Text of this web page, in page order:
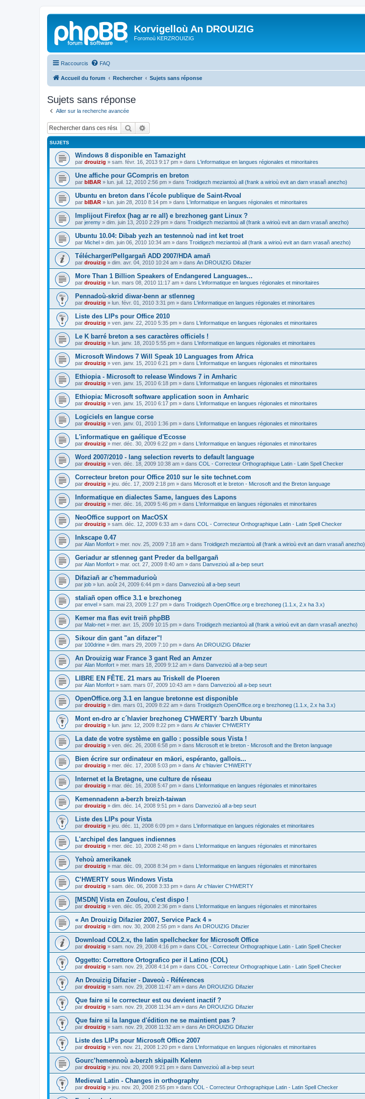
Korvigelloù An DROUIZIG
Foromoù KERZROUIZIG
Raccourcis FAQ
Accueil du forum Rechercher Sujets sans réponse
Sujets sans réponse
Aller sur la recherche avancée
Rechercher
SUJETS
Windows 8 disponible en Tamazight
par drouizig » sam. févr. 16, 2013 9:17 pm » dans L'informatique en langues régionales et minoritaires
Une affiche pour GCompris en breton
par bIBAR » lun. juil. 12, 2010 2:56 pm » dans Troidigezh meziantoù all (frank a wirioù evit an darn vrasañ anezho)
Ubuntu en breton dans l'école publique de Saint-Rvoal
par bIBAR » lun. juin 28, 2010 8:14 pm » dans L'informatique en langues régionales et minoritaires
Implijout Firefox (hag ar re all) e brezhoneg gant Linux ?
par jeremy » dim. juin 13, 2010 2:29 pm » dans Troidigezh meziantoù all (frank a wirioù evit an darn vrasañ anezho)
Ubuntu 10.04: Dibab yezh an testennoù nad int ket troet
par Michel » dim. juin 06, 2010 10:34 am » dans Troidigezh meziantoù all (frank a wirioù evit an darn vrasañ anezho)
Télécharger/Pellgargañ ADD 2007/HDA amañ
par drouizig » dim. avr. 04, 2010 10:24 am » dans An DROUIZIG Difazier
More Than 1 Billion Speakers of Endangered Languages...
par drouizig » lun. mars 08, 2010 11:17 am » dans L'informatique en langues régionales et minoritaires
Pennadoù-skrid diwar-benn ar stlenneg
par drouizig » lun. févr. 01, 2010 3:31 pm » dans L'informatique en langues régionales et minoritaires
Liste des LIPs pour Office 2010
par drouizig » ven. janv. 22, 2010 5:35 pm » dans L'informatique en langues régionales et minoritaires
Le K barré breton a ses caractères officiels !
par drouizig » lun. janv. 18, 2010 5:55 pm » dans L'informatique en langues régionales et minoritaires
Microsoft Windows 7 Will Speak 10 Languages from Africa
par drouizig » ven. janv. 15, 2010 6:21 pm » dans L'informatique en langues régionales et minoritaires
Ethiopia - Microsoft to release Windows 7 in Amharic
par drouizig » ven. janv. 15, 2010 6:18 pm » dans L'informatique en langues régionales et minoritaires
Ethiopia: Microsoft software application soon in Amharic
par drouizig » ven. janv. 15, 2010 6:17 pm » dans L'informatique en langues régionales et minoritaires
Logiciels en langue corse
par drouizig » ven. janv. 01, 2010 1:36 pm » dans L'informatique en langues régionales et minoritaires
L'informatique en gaélique d'Ecosse
par drouizig » mer. déc. 30, 2009 6:22 pm » dans L'informatique en langues régionales et minoritaires
Word 2007/2010 - lang selection reverts to default language
par drouizig » ven. déc. 18, 2009 10:38 am » dans COL - Correcteur Orthographique Latin - Latin Spell Checker
Correcteur breton pour Office 2010 sur le site technet.com
par drouizig » jeu. déc. 17, 2009 2:18 pm » dans Microsoft et le breton - Microsoft and the Breton language
Informatique en dialectes Same, langues des Lapons
par drouizig » mer. déc. 16, 2009 5:46 pm » dans L'informatique en langues régionales et minoritaires
NeoOffice support on MacOSX
par drouizig » sam. déc. 12, 2009 6:33 am » dans COL - Correcteur Orthographique Latin - Latin Spell Checker
Inkscape 0.47
par Alan Monfort » mer. nov. 25, 2009 7:18 am » dans Troidigezh meziantoù all (frank a wirioù evit an darn vrasañ anezho)
Geriadur ar stlenneg gant Preder da bellgargañ
par Alan Monfort » mar. oct. 27, 2009 8:40 am » dans Danvezioù all a-bep seurt
Difaziañ ar c'hemmadurioù
par job » lun. août 24, 2009 6:44 pm » dans Danvezioù all a-bep seurt
staliañ open office 3.1 e brezhoneg
par envel » sam. mai 23, 2009 1:27 pm » dans Troidigezh OpenOffice.org e brezhoneg (1.1.x, 2.x ha 3.x)
Kemer ma flas evit treiñ phpBB
par Malo-net » mer. avr. 15, 2009 10:15 pm » dans Troidigezh meziantoù all (frank a wirioù evit an darn vrasañ anezho)
Sikour din gant "an difazer"!
par 100drine » dim. mars 29, 2009 7:10 pm » dans An DROUIZIG Difazier
An Drouizig war France 3 gant Red an Amzer
par Alan Monfort » mer. mars 18, 2009 9:12 am » dans Danvezioù all a-bep seurt
LIBRE EN FÊTE. 21 mars au Triskell de Ploeren
par Alan Monfort » sam. mars 07, 2009 10:43 am » dans Danvezioù all a-bep seurt
OpenOffice.org 3.1 en langue bretonne est disponible
par drouizig » dim. mars 01, 2009 8:22 am » dans Troidigezh OpenOffice.org e brezhoneg (1.1.x, 2.x ha 3.x)
Mont en-dro ar c´hlavier brezhoneg C'HWERTY 'barzh Ubuntu
par drouizig » lun. janv. 12, 2009 8:22 pm » dans Ar c'hlavier C'HWERTY
La date de votre système en gallo : possible sous Vista !
par drouizig » ven. déc. 26, 2008 6:58 pm » dans Microsoft et le breton - Microsoft and the Breton language
Bien écrire sur ordinateur en māori, espéranto, gallois...
par drouizig » mer. déc. 17, 2008 5:03 pm » dans Ar c'hlavier C'HWERTY
Internet et la Bretagne, une culture de réseau
par drouizig » mar. déc. 16, 2008 5:47 pm » dans L'informatique en langues régionales et minoritaires
Kemennadenn a-berzh breizh-taiwan
par drouizig » dim. déc. 14, 2008 9:51 pm » dans Danvezioù all a-bep seurt
Liste des LIPs pour Vista
par drouizig » jeu. déc. 11, 2008 6:09 pm » dans L'informatique en langues régionales et minoritaires
L'archipel des langues indiennes
par drouizig » mer. déc. 10, 2008 2:48 pm » dans L'informatique en langues régionales et minoritaires
Yehoù amerikanek
par drouizig » mar. déc. 09, 2008 8:34 pm » dans L'informatique en langues régionales et minoritaires
C’HWERTY sous Windows Vista
par drouizig » sam. déc. 06, 2008 3:33 pm » dans Ar c'hlavier C'HWERTY
[MSDN] Vista en Zoulou, c'est dispo !
par drouizig » ven. déc. 05, 2008 2:36 pm » dans L'informatique en langues régionales et minoritaires
« An Drouizig Difazier 2007, Service Pack 4 »
par drouizig » dim. nov. 30, 2008 2:55 pm » dans An DROUIZIG Difazier
Download COL2.x, the latin spellchecker for Microsoft Office
par drouizig » sam. nov. 29, 2008 4:16 pm » dans COL - Correcteur Orthographique Latin - Latin Spell Checker
Oggetto: Correttore Ortografico per il Latino (COL)
par drouizig » sam. nov. 29, 2008 4:14 pm » dans COL - Correcteur Orthographique Latin - Latin Spell Checker
An Drouizig Difazier - Daveoù - Références
par drouizig » sam. nov. 29, 2008 11:47 am » dans An DROUIZIG Difazier
Que faire si le correcteur est ou devient inactif ?
par drouizig » sam. nov. 29, 2008 11:34 am » dans An DROUIZIG Difazier
Que faire si la langue d'édition ne se maintient pas ?
par drouizig » sam. nov. 29, 2008 11:32 am » dans An DROUIZIG Difazier
Liste des LIPs pour Microsoft Office 2007
par drouizig » ven. nov. 21, 2008 1:20 pm » dans L'informatique en langues régionales et minoritaires
Gourc’hemennoù a-berzh skipailh Kelenn
par drouizig » jeu. nov. 20, 2008 9:21 pm » dans Danvezioù all a-bep seurt
Medieval Latin - Changes in orthography
par drouizig » jeu. nov. 20, 2008 2:55 pm » dans COL - Correcteur Orthographique Latin - Latin Spell Checker